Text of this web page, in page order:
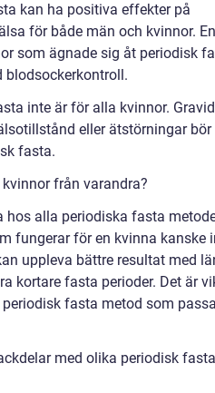
kan ha positiva effekter på
för både män och kvinnor.
som ägnade sig åt periodisk
inte är för alla kvinnor.
eller ätstörningar bör
fasta.
från varandra?
alla periodiska fasta
fungerar för en kvinna kanske
uppleva bättre resultat med
kortare fasta perioder. Det är
fasta metod som
med olika periodisk fasta